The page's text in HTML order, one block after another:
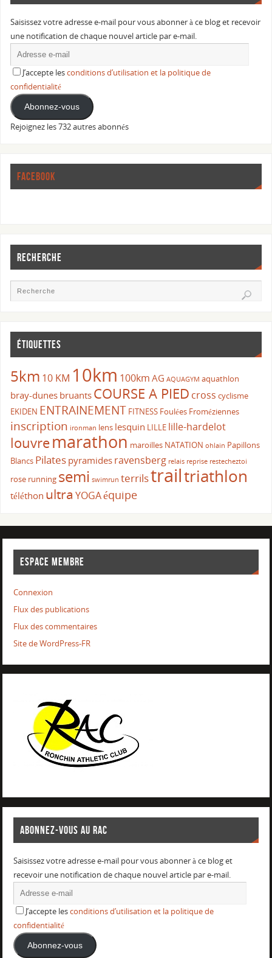
Saisissez votre adresse e-mail pour vous abonner à ce blog et recevoir
une notification de chaque nouvel article par e-mail.
J’accepte lesconditions d’utilisation et la politique de
confidentialité
Abonnez-vous
Rejoignez les 732 autres abonnés
FACEBOOK
RECHERCHE
ÉTIQUETTES
5km 10 KM 10km 100km AG AQUAGYM aquathlon
bray-dunes bruants COURSE A PIED cross cyclisme
EKIDEN ENTRAINEMENT FITNESS Foulées Froméziennes
inscription ironman lens lesquin LILLE lille-hardelot
louvremarathon maroilles NATATION ohlain Papillons
Blancs Pilates pyramides ravensberg relais reprise restecheztoi
rose running semi swimrun terrilstrailtriathlon
téléthon ultra YOGAéquipe
ESPACE MEMBRE
Connexion
Flux des publications
Flux des commentaires
Site de WordPress-FR
ABONNEZ-VOUS AU RAC
Saisissez votre adresse e-mail pour vous abonner à ce blog et
recevoir une notification de chaque nouvel article par e-mail.
J’accepte lesconditions d’utilisation et la politique de
confidentialité
Abonnez-vous